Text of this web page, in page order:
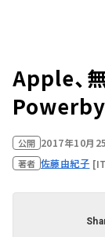
Apple、
公開 2017年10月
著者 佐藤由紀子